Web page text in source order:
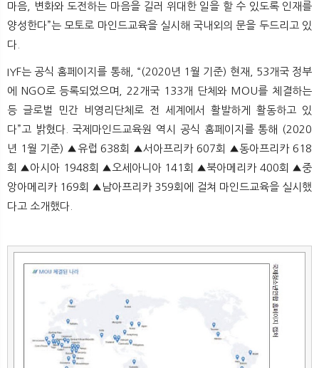
마음, 변화와 도전하는 마음을 길러 위대한 일을 할 수 있도록 인재를
양성한다”는 모토로 마인드교육을 실시해 국내외의 문을 두드리고 있
다.
IYF는 공식 홈페이지를 통해, “(2020년 1월 기준) 현재, 53개국 정부
에 NGO로 등록되었으며, 22개국 133개 단체와 MOU를 체결하는
등 글로벌 민간 비영리단체로 전 세계에서 활발하게 활동하고 있
다”고 밝혔다. 국제마인드교육원 역시 공식 홈페이지를 통해 (2020
년 1월 기준) ▲유럽 638회 ▲서아프리카 607회 ▲동아프리카 618
회 ▲아시아 1948회 ▲오세아니아 141회 ▲북아메리카 400회 ▲중
앙아메리카 169회 ▲남아프리카 359회에 걸쳐 마인드교육을 실시했
다고 소개했다.